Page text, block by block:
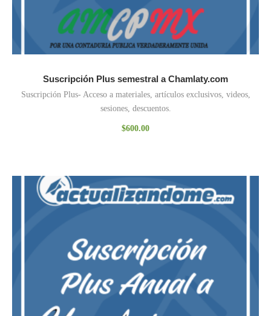
Suscripción Plus semestral a Chamlaty.com
Suscripción Plus- Acceso a materiales, artículos exclusivos, videos,
sesiones, descuentos.
$600.00